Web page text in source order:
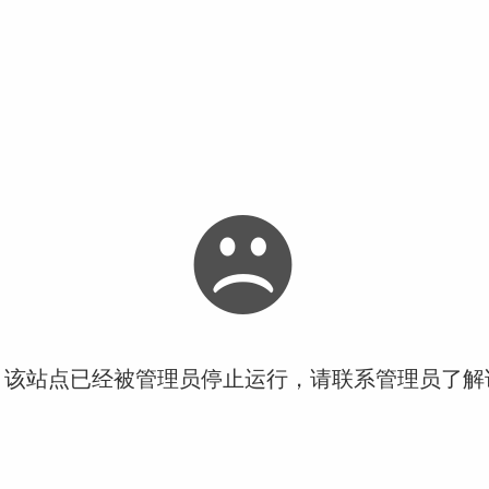
站点已经被管理员停止运行，请联系管理员了